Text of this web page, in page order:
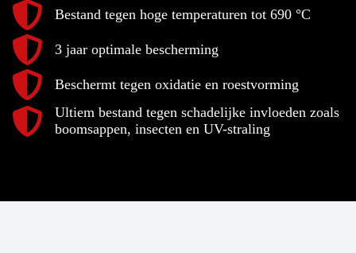
Bestand tegen hoge temperaturen tot 690 °C
3 jaar optimale bescherming
Beschermt tegen oxidatie en roestvorming
Ultiem bestand tegen schadelijke invloeden zoals
boomsappen, insecten en UV-straling